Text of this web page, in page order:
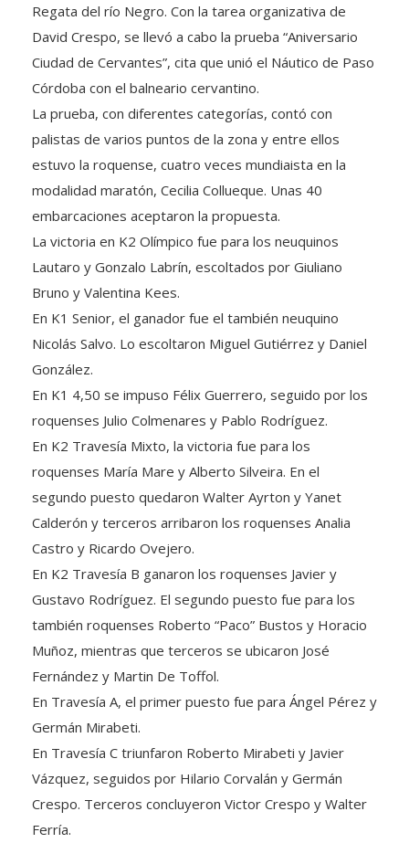
Regata del río Negro. Con la tarea organizativa de
David Crespo, se llevó a cabo la prueba “Aniversario
Ciudad de Cervantes”, cita que unió el Náutico de Paso
Córdoba con el balneario cervantino.
La prueba, con diferentes categorías, contó con
palistas de varios puntos de la zona y entre ellos
estuvo la roquense, cuatro veces mundiaista en la
modalidad maratón, Cecilia Collueque. Unas 40
embarcaciones aceptaron la propuesta.
La victoria en K2 Olímpico fue para los neuquinos
Lautaro y Gonzalo Labrín, escoltados por Giuliano
Bruno y Valentina Kees.
En K1 Senior, el ganador fue el también neuquino
Nicolás Salvo. Lo escoltaron Miguel Gutiérrez y Daniel
González.
En K1 4,50 se impuso Félix Guerrero, seguido por los
roquenses Julio Colmenares y Pablo Rodríguez.
En K2 Travesía Mixto, la victoria fue para los
roquenses María Mare y Alberto Silveira. En el
segundo puesto quedaron Walter Ayrton y Yanet
Calderón y terceros arribaron los roquenses Analia
Castro y Ricardo Ovejero.
En K2 Travesía B ganaron los roquenses Javier y
Gustavo Rodríguez. El segundo puesto fue para los
también roquenses Roberto “Paco” Bustos y Horacio
Muñoz, mientras que terceros se ubicaron José
Fernández y Martin De Toffol.
En Travesía A, el primer puesto fue para Ángel Pérez y
Germán Mirabeti.
En Travesía C triunfaron Roberto Mirabeti y Javier
Vázquez, seguidos por Hilario Corvalán y Germán
Crespo. Terceros concluyeron Victor Crespo y Walter
Ferría.